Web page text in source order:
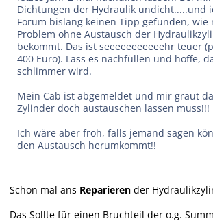
Dichtungen der Hydraulik undicht.....und
Forum bislang keinen Tipp gefunden, wie
Problem ohne Austausch der
bekommt. Das ist seeeeeeeeeeehr teuer
400 Euro). Lass es nachfüllen und hoffe,
schlimmer wird.
Mein Cab ist abgemeldet und mir graut
Zylinder doch austauschen lassen muss!!!
Ich wäre aber froh, falls jemand sagen
den Austausch herumkommt!!
Schon mal ans Reparieren der
Das Sollte für einen Bruchteil der o.g.